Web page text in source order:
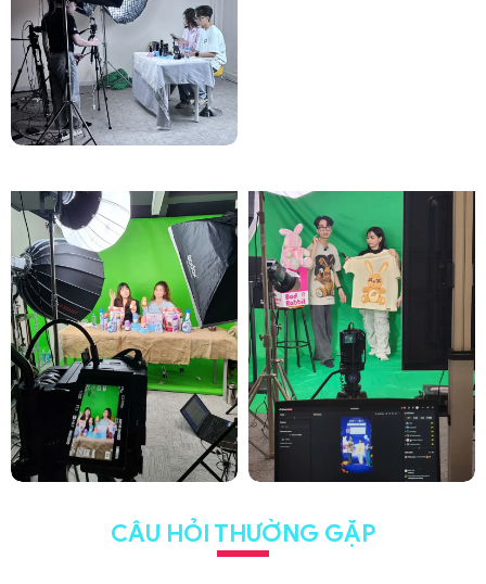
CÂU HỎI THƯỜNG GẶP